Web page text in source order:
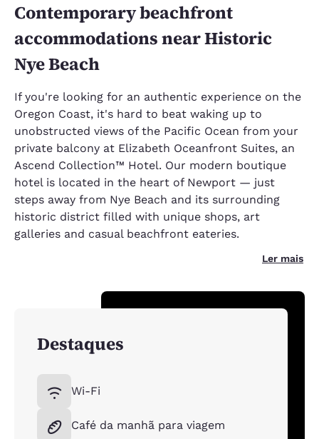
Contemporary beachfront
accommodations near Historic
Nye Beach
If you're looking for an authentic experience on the
Oregon Coast, it's hard to beat waking up to
unobstructed views of the Pacific Ocean from your
private balcony at Elizabeth Oceanfront Suites, an
Ascend Collection™ Hotel. Our modern boutique
hotel is located in the heart of Newport — just
steps away from Nye Beach and its surrounding
historic district filled with unique shops, art
galleries and casual beachfront eateries.
Ler mais
Destaques
Wi-Fi
Café da manhã para viagem